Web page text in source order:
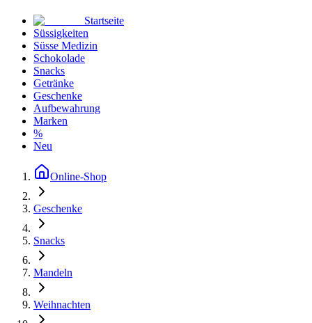
Startseite
Süssigkeiten
Süsse Medizin
Schokolade
Snacks
Getränke
Geschenke
Aufbewahrung
Marken
%
Neu
Online-Shop
Geschenke
Snacks
Mandeln
Weihnachten